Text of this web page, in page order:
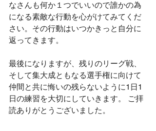
なさんも何か１つでいいので誰かの為
になる素敵な行動を心がけてみてくだ
さい。その行動はいつかきっと自分に
返ってきます。
最後になりますが、残りのリーグ戦、
そして集大成ともなる選手権に向けて
仲間と共に悔いの残らないように1日1
日の練習を大切にしていきます。 ご拝
読ありがとうございました。